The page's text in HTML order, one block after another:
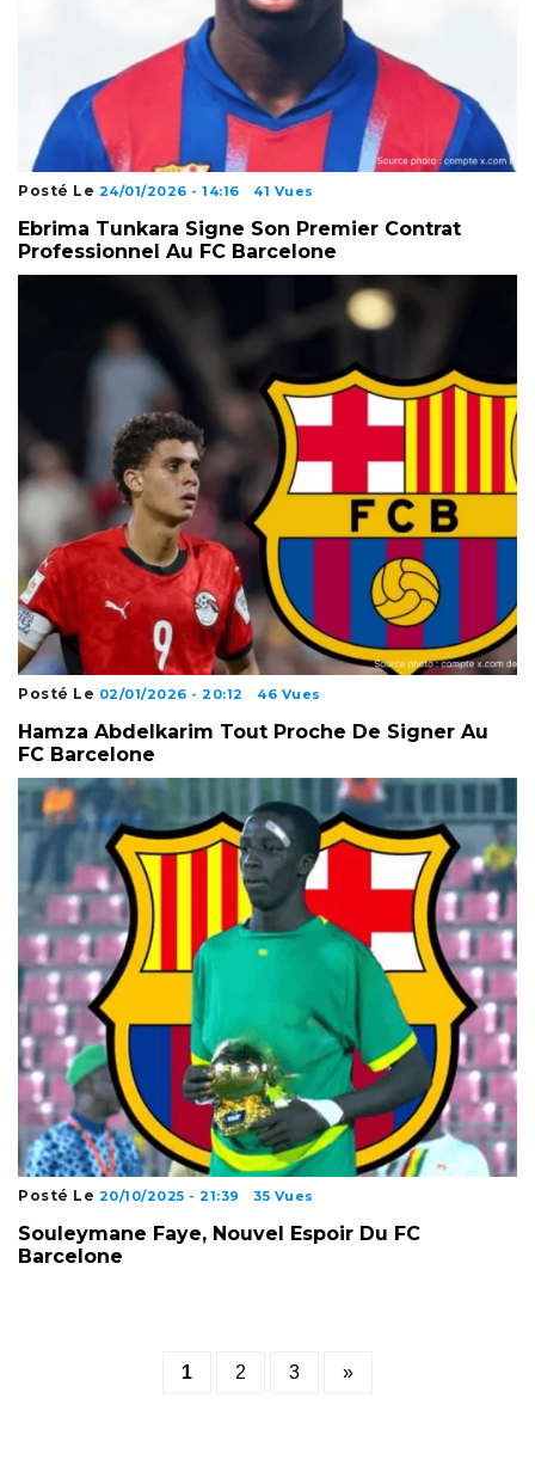
Posté Le 24/01/2026 - 14:16 41 Vues
Ebrima Tunkara Signe Son Premier Contrat
Professionnel Au FC Barcelone
Posté Le 02/01/2026 - 20:12 46 Vues
Hamza Abdelkarim Tout Proche De Signer Au
FC Barcelone
Posté Le 20/10/2025 - 21:39 35 Vues
Souleymane Faye, Nouvel Espoir Du FC
Barcelone
Posts
1 2 3 »